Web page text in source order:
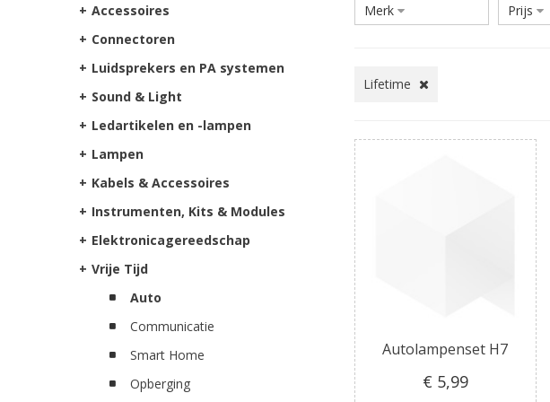
Merk Prijs
Lifetime
Autolampenset H7
€ 5,99
+ Accessoires
+ Connectoren
+ Luidsprekers en PA systemen
+ Sound & Light
+ Ledartikelen en -lampen
+ Lampen
+ Kabels & Accessoires
+ Instrumenten, Kits & Modules
+ Elektronicagereedschap
+ Vrije Tijd
Auto
Communicatie
Smart Home
Opberging